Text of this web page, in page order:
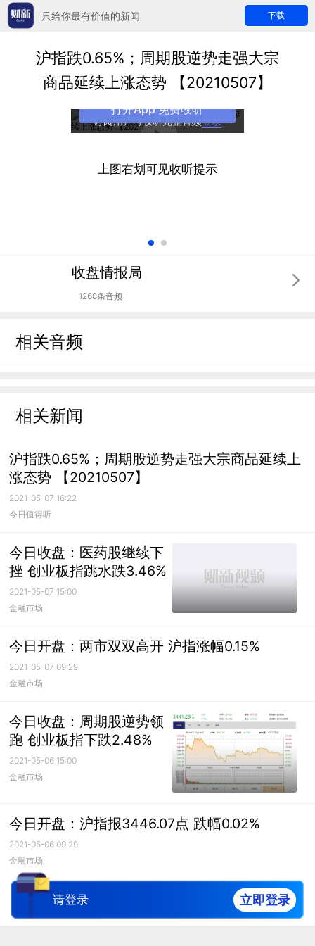
只给你最有价值的新闻 下载
沪指跌0.65%；周期股逆势走强大宗
商品延续上涨态势 【20210507】
订阅用户可收听完整音频登录
打开App 免费收听
上图右划可见收听提示
收盘情报局
1268条音频
相关音频
相关新闻
沪指跌0.65%；周期股逆势走强大宗商品延续上
涨态势 【20210507】
2021-05-07 16:22
今日值得听
今日收盘：医药股继续下
挫 创业板指跳水跌3.46%
2021-05-07 15:00
金融市场
今日开盘：两市双双高开 沪指涨幅0.15%
2021-05-07 09:29
金融市场
今日收盘：周期股逆势领
跑 创业板指下跌2.48%
2021-05-06 15:00
金融市场
今日开盘：沪指报3446.07点 跌幅0.02%
2021-05-06 09:29
金融市场
请登录 立即登录